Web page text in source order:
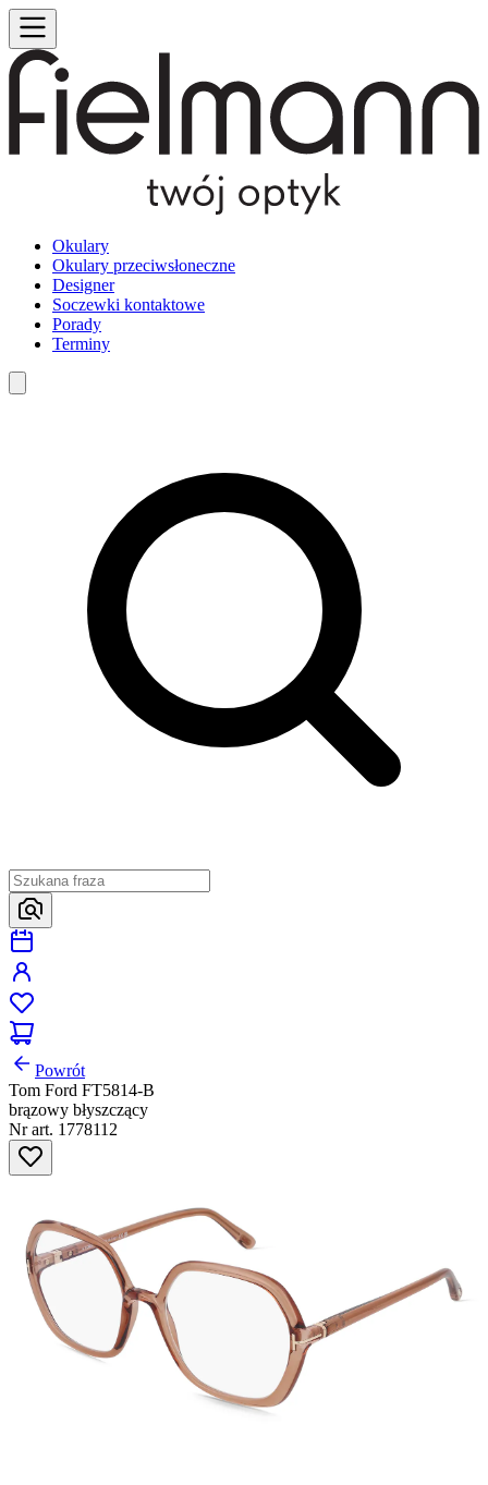
Okulary
Okulary przeciwsłoneczne
Designer
Soczewki kontaktowe
Porady
Terminy
Powrót
Tom Ford FT5814-B
brązowy błyszczący
Nr art. 1778112